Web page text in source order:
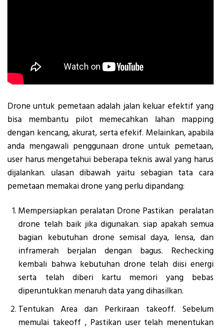
Drone untuk pemetaan adalah jalan keluar efektif yang
bisa membantu pilot memecahkan lahan mapping
dengan kencang, akurat, serta efekif. Melainkan, apabila
anda mengawali penggunaan drone untuk pemetaan,
user harus mengetahui beberapa teknis awal yang harus
dijalankan. ulasan dibawah yaitu sebagian tata cara
pemetaan memakai drone yang perlu dipandang:
Mempersiapkan peralatan Drone Pastikan peralatan
drone telah baik jika digunakan. siap apakah semua
bagian kebutuhan drone semisal daya, lensa, dan
inframerah berjalan dengan bagus. Rechecking
kembali bahwa kebutuhan drone telah diisi energi
serta telah diberi kartu memori yang bebas
diperuntukkan menaruh data yang dihasilkan.
Tentukan Area dan Perkiraan takeoff. Sebelum
memulai takeoff , Pastikan user telah menentukan